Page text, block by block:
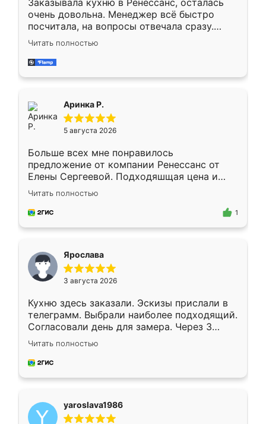
Заказывала кухню в Ренессанс, осталась
очень довольна. Менеджер всё быстро
посчитала, на вопросы отвечала сразу.
Замерщик приехал в субботу, подошёл к
делу со всей ответственностью. Собрали
за день, ребята работали аккуратно, даже
Читать полностью
Аринка Р.
5 августа 2026
Больше всех мне понравилось
предложение от компании Ренессанс от
Елены Сергеевой. Подходяшщая цена и
короткие сроки изготовления. Приехавший
для замера сотрудник Владислав
предложил по моему эскизу самый
Читать полностью
1
Ярослава
3 августа 2026
Кухню здесь заказали. Эскизы прислали в
телеграмм. Выбрали наиболее подходящий.
Согласовали день для замера. Через 3
недели кухня была уже готова. Остались
довольны работой. Спасибо Ренессанс
мебель за качественную работу!
Читать полностью
yaroslava1986